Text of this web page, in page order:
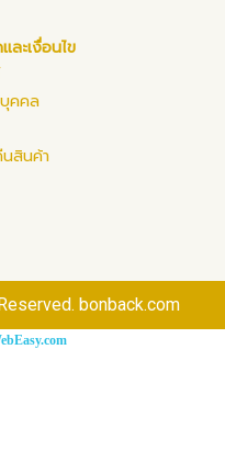
ละเงื่อนไข
คคล
นสินค้า
bonback.com